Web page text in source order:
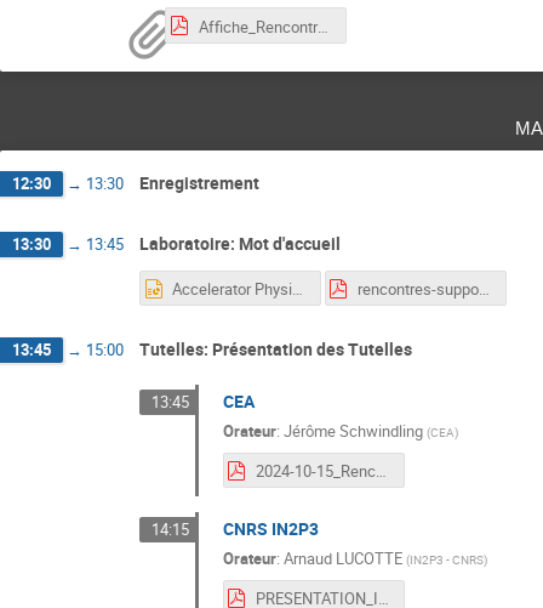
Affiche_Rencontre_Accelerateurs_2024_v6.pdf
12:30 → 13:30 Enregistrement
13:30 → 13:45 Laboratoire: Mot d'accueil
Accelerator Physics @ IJCLab.pptx rencontres-support_20241015.pdf
13:45 → 15:00 Tutelles: Présentation des Tutelles
13:45 CEA
Orateur: Jérôme Schwindling (CEA)
2024-10-15_Rencontres_Accélérateurs_CEA.pdf
14:15 CNRS IN2P3
Orateur: Arnaud LUCOTTE (IN2P3 - CNRS)
PRESENTATION_IN2P3_STRATEGIE_ORGANISATION.pdf